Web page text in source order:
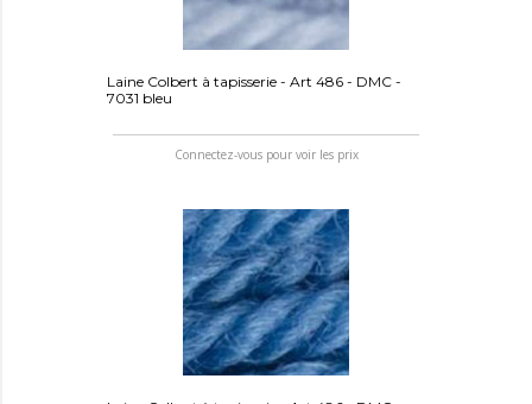
Laine Colbert à tapisserie - Art 486 - DMC -
7031 bleu
Connectez-vous pour voir les prix